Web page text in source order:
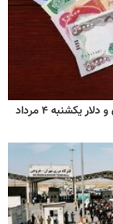
قیمت دینار عراق امروز + نرخ ارز اربعین دولتی به تومان و دلار یکشنبه ۴ مرداد